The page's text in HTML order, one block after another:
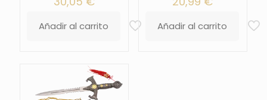
Añadir al carrito Añadir al carrito